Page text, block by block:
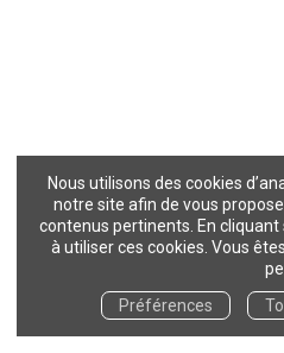
Nous utilisons des cookies
notre site afin de vous
contenus pertinents. En
à utiliser ces cookies. Vous
Préférences